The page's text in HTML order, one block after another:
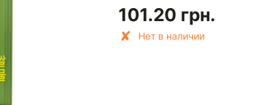
101.20 грн.
Нет в наличии